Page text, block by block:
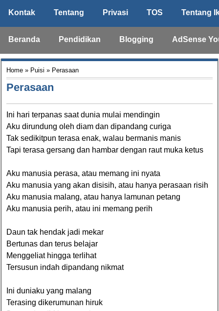
Kontak Tentang Privasi TOS Tentang
Beranda Pendidikan Blogging AdSense
Home » Puisi » Perasaan
Perasaan
Ini hari terpanas saat dunia mulai mendingin
Aku dirundung oleh diam dan dipandang curiga
Tak sedikitpun terasa enak, walau bermanis manis
Tapi terasa gersang dan hambar dengan raut muka ketus
Aku manusia perasa, atau memang ini nyata
Aku manusia yang akan disisih, atau hanya perasaan risih
Aku manusia malang, atau hanya lamunan petang
Aku manusia perih, atau ini memang perih
Daun tak hendak jadi mekar
Bertunas dan terus belajar
Menggeliat hingga terlihat
Tersusun indah dipandang nikmat
Ini duniaku yang malang
Terasing dikerumunan hiruk